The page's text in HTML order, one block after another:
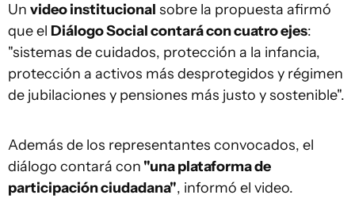
Un video institucional sobre la propuesta afirmó
que el Diálogo Social contará con cuatro ejes:
"sistemas de cuidados, protección a la infancia,
protección a activos más desprotegidos y régimen
de jubilaciones y pensiones más justo y sostenible".
Además de los representantes convocados, el
diálogo contará con "una plataforma de
participación ciudadana", informó el video.